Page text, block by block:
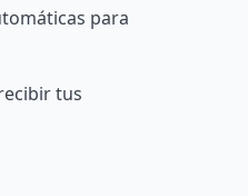
para
tus